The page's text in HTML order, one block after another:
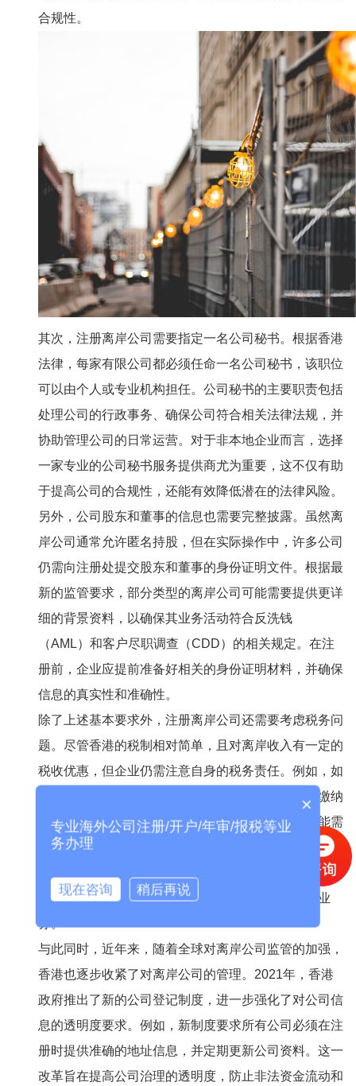
合规性。
其次，注册离岸公司需要指定一名公司秘书。根据香港
法律，每家有限公司都必须任命一名公司秘书，该职位
可以由个人或专业机构担任。公司秘书的主要职责包括
处理公司的行政事务、确保公司符合相关法律法规，并
协助管理公司的日常运营。对于非本地企业而言，选择
一家专业的公司秘书服务提供商尤为重要，这不仅有助
于提高公司的合规性，还能有效降低潜在的法律风险。
另外，公司股东和董事的信息也需要完整披露。虽然离
岸公司通常允许匿名持股，但在实际操作中，许多公司
仍需向注册处提交股东和董事的身份证明文件。根据最
新的监管要求，部分类型的离岸公司可能需要提供更详
细的背景资料，以确保其业务活动符合反洗钱
（AML）和客户尽职调查（CDD）的相关规定。在注
册前，企业应提前准备好相关的身份证明材料，并确保
信息的真实性和准确性。
除了上述基本要求外，注册离岸公司还需要考虑税务问
题。尽管香港的税制相对简单，且对离岸收入有一定的
税收优惠，但企业仍需注意自身的税务责任。例如，如
果公司涉及与香港本地企业的交易，可能会被要求缴纳
利得税。根据香港税务局的要求，部分离岸公司可能需
要提交年度财务报表，并接受税务审计。在决定注册离
岸公司之前，企业应充分了解相关的税务政策，并咨询
专业的财税顾问，以确保公司能够合法合规地开展业
务。
与此同时，近年来，随着全球对离岸公司监管的加强，
香港也逐步收紧了对离岸公司的管理。2021年，香港
政府推出了新的公司登记制度，进一步强化了对公司信
息的透明度要求。例如，新制度要求所有公司必须在注
册时提供准确的地址信息，并定期更新公司资料。这一
改革旨在提高公司治理的透明度，防止非法资金流动和
×
专业海外公司注册/开户/年审/报税等业
务办理
现在咨询 稍后再说